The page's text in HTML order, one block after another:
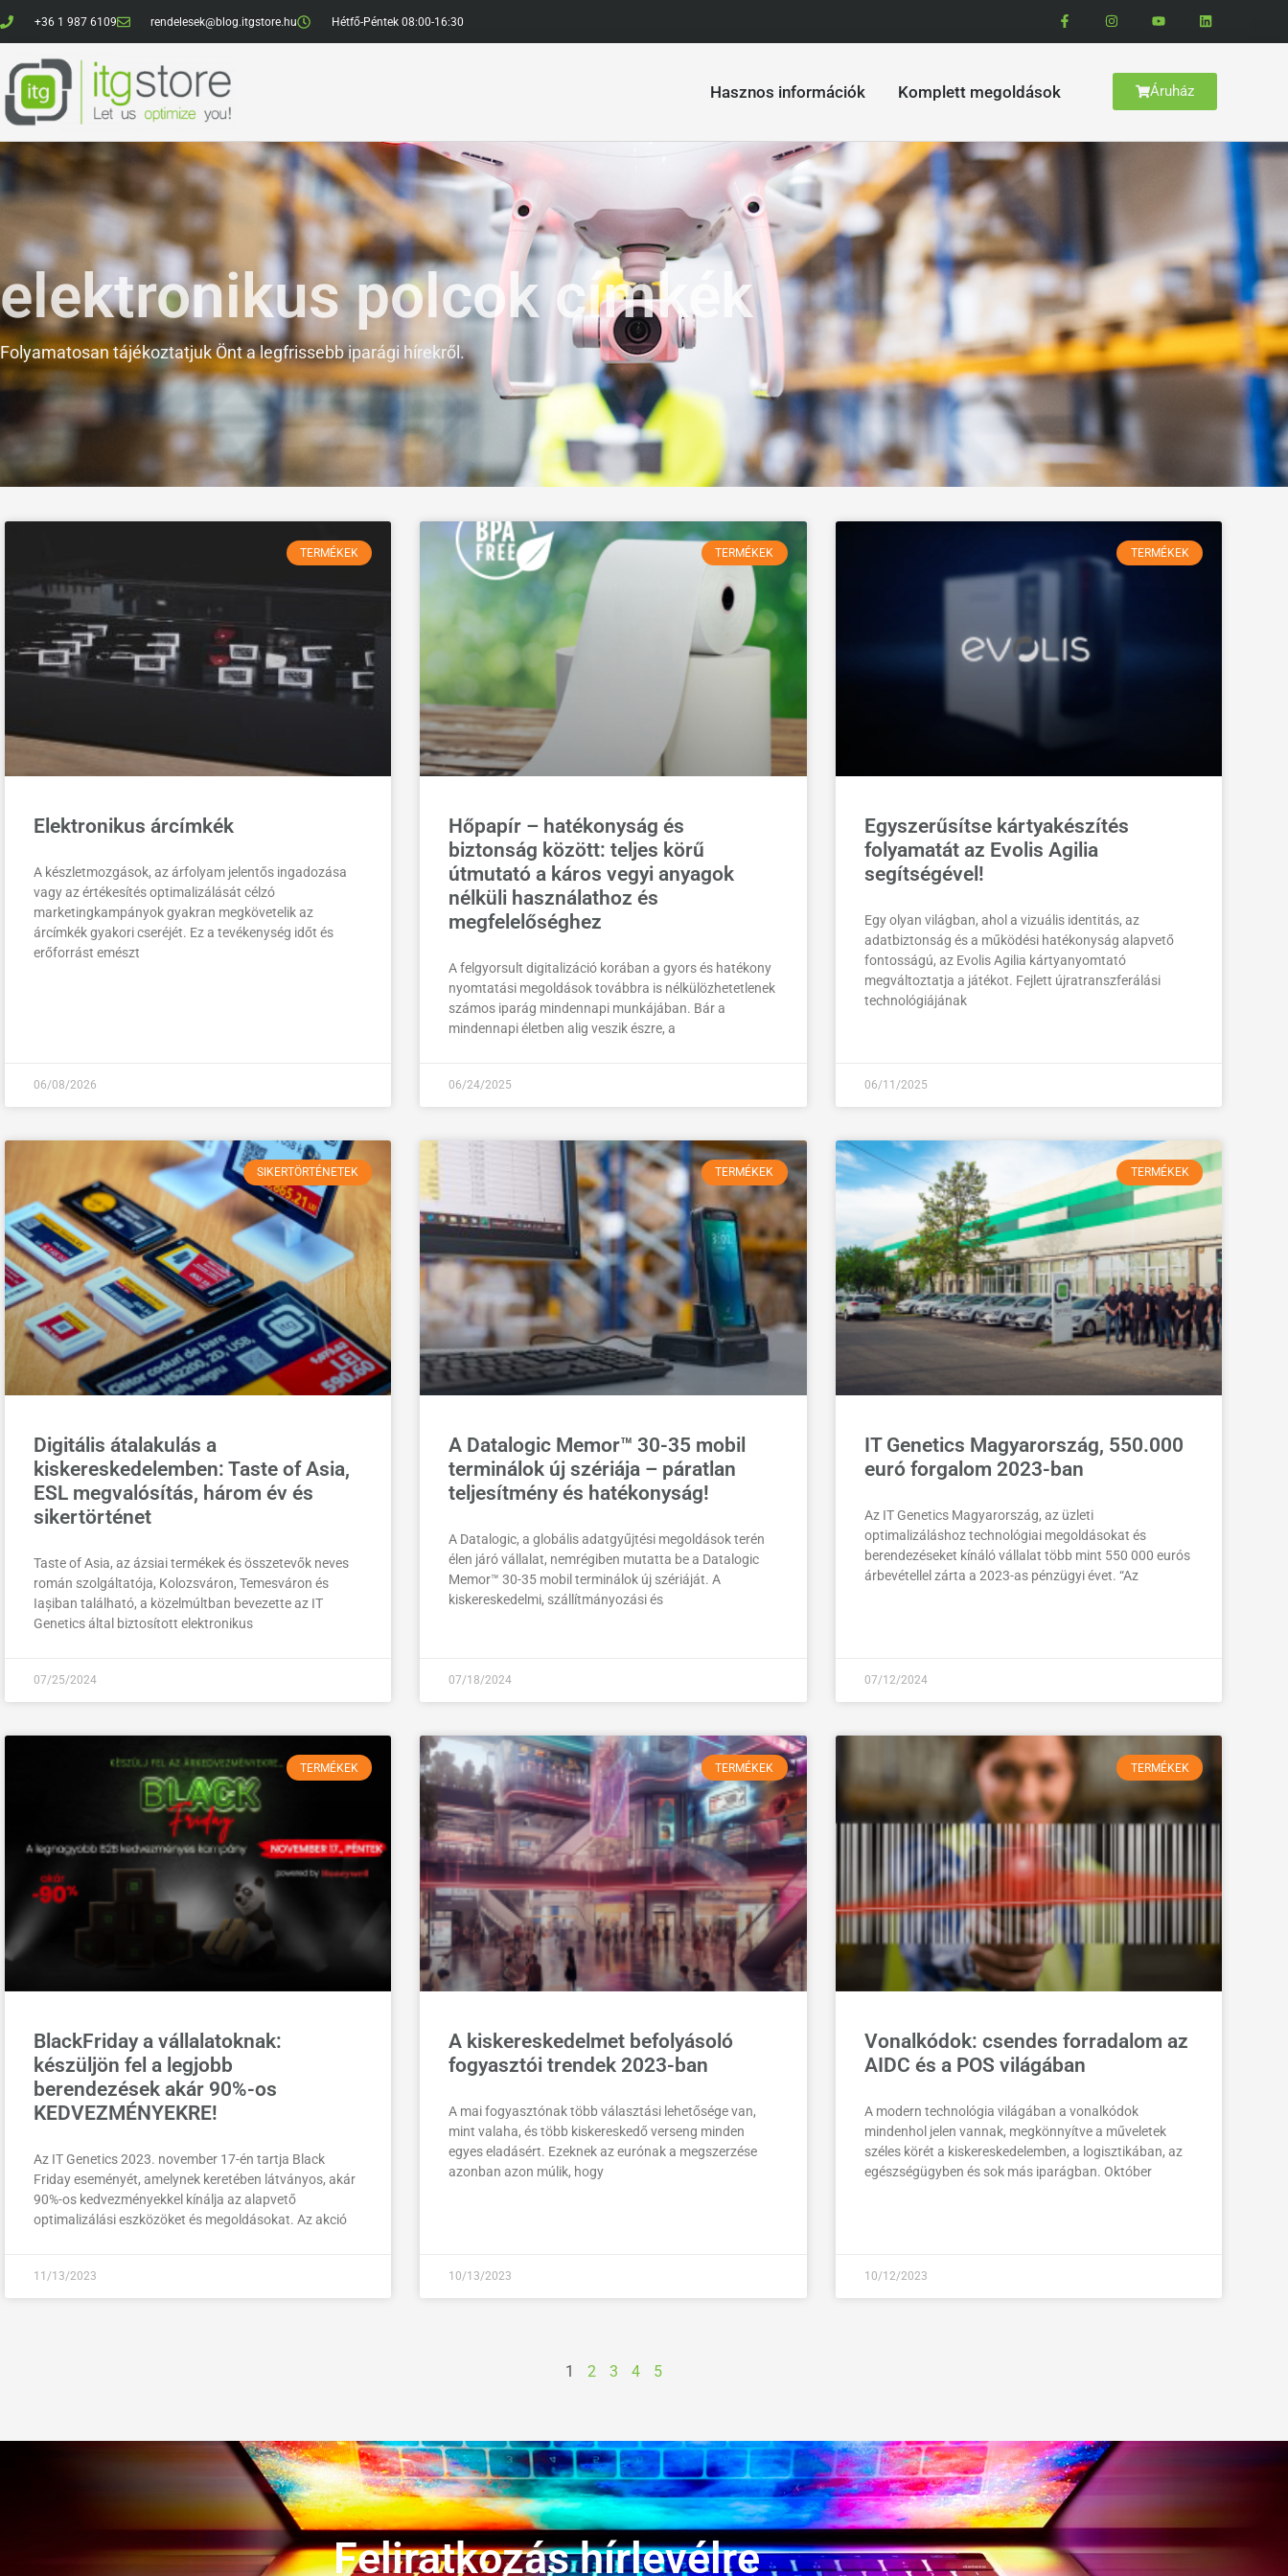
+36 1 987 6109 rendelesek@blog.itgstore.hu Hétfő-Péntek 08:00-16:30
Hasznos információk Komplett megoldások Áruház
elektronikus polcok címkék
Folyamatosan tájékoztatjuk Önt a legfrissebb iparági hírekről.
TERMÉKEK
Elektronikus árcímkék
A készletmozgások, az árfolyam jelentős ingadozása
vagy az értékesítés optimalizálását célzó
marketingkampányok gyakran megkövetelik az
árcímkék gyakori cseréjét. Ez a tevékenység időt és
erőforrást emészt
06/08/2026
TERMÉKEK
Hőpapír – hatékonyság és
biztonság között: teljes körű
útmutató a káros vegyi anyagok
nélküli használathoz és
megfelelőséghez
A felgyorsult digitalizáció korában a gyors és hatékony
nyomtatási megoldások továbbra is nélkülözhetetlenek
számos iparág mindennapi munkájában. Bár a
mindennapi életben alig veszik észre, a
06/24/2025
TERMÉKEK
Egyszerűsítse kártyakészítés
folyamatát az Evolis Agilia
segítségével!
Egy olyan világban, ahol a vizuális identitás, az
adatbiztonság és a működési hatékonyság alapvető
fontosságú, az Evolis Agilia kártyanyomtató
megváltoztatja a játékot. Fejlett újratranszferálási
technológiájának
06/11/2025
SIKERTÖRTÉNETEK
Digitális átalakulás a
kiskereskedelemben: Taste of Asia,
ESL megvalósítás, három év és
sikertörténet
Taste of Asia, az ázsiai termékek és összetevők neves
román szolgáltatója, Kolozsváron, Temesváron és
Iașiban található, a közelmúltban bevezette az IT
Genetics által biztosított elektronikus
07/25/2024
TERMÉKEK
A Datalogic Memor™ 30-35 mobil
terminálok új szériája – páratlan
teljesítmény és hatékonyság!
A Datalogic, a globális adatgyűjtési megoldások terén
élen járó vállalat, nemrégiben mutatta be a Datalogic
Memor™ 30-35 mobil terminálok új szériáját. A
kiskereskedelmi, szállítmányozási és
07/18/2024
TERMÉKEK
IT Genetics Magyarország, 550.000
euró forgalom 2023-ban
Az IT Genetics Magyarország, az üzleti
optimalizáláshoz technológiai megoldásokat és
berendezéseket kínáló vállalat több mint 550 000 eurós
árbevétellel zárta a 2023-as pénzügyi évet. “Az
07/12/2024
TERMÉKEK
BlackFriday a vállalatoknak:
készüljön fel a legjobb
berendezések akár 90%-os
KEDVEZMÉNYEKRE!
Az IT Genetics 2023. november 17-én tartja Black
Friday eseményét, amelynek keretében látványos, akár
90%-os kedvezményekkel kínálja az alapvető
optimalizálási eszközöket és megoldásokat. Az akció
11/13/2023
TERMÉKEK
A kiskereskedelmet befolyásoló
fogyasztói trendek 2023-ban
A mai fogyasztónak több választási lehetősége van,
mint valaha, és több kiskereskedő verseng minden
egyes eladásért. Ezeknek az eurónak a megszerzése
azonban azon múlik, hogy
10/13/2023
TERMÉKEK
Vonalkódok: csendes forradalom az
AIDC és a POS világában
A modern technológia világában a vonalkódok
mindenhol jelen vannak, megkönnyítve a műveletek
széles körét a kiskereskedelemben, a logisztikában, az
egészségügyben és sok más iparágban. Október
10/12/2023
1 2 3 4 5
Feliratkozás hírlevélre